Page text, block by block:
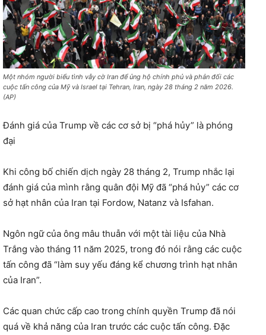
Một nhóm người biểu tình vẫy cờ Iran để ủng hộ chính phủ và phản đối các
cuộc tấn công của Mỹ và Israel tại Tehran, Iran, ngày 28 tháng 2 năm 2026.
(AP)
Đánh giá của Trump về các cơ sở bị “phá hủy” là phóng
đại
Khi công bố chiến dịch ngày 28 tháng 2, Trump nhắc lại
đánh giá của mình rằng quân đội Mỹ đã “phá hủy” các cơ
sở hạt nhân của Iran tại Fordow, Natanz và Isfahan.
Ngôn ngữ của ông mâu thuẫn với một tài liệu của Nhà
Trắng vào tháng 11 năm 2025, trong đó nói rằng các cuộc
tấn công đã “làm suy yếu đáng kể chương trình hạt nhân
của Iran”.
Các quan chức cấp cao trong chính quyền Trump đã nói
quá về khả năng của Iran trước các cuộc tấn công. Đặc